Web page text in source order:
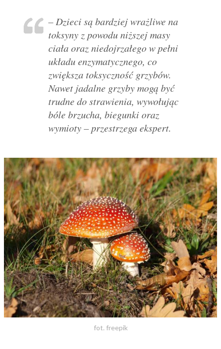
– Dzieci są bardziej wrażliwe na
toksyny z powodu niższej masy
ciała oraz niedojrzałego w pełni
układu enzymatycznego, co
zwiększa toksyczność grzybów.
Nawet jadalne grzyby mogą być
trudne do strawienia, wywołując
bóle brzucha, biegunki oraz
wymioty – przestrzega ekspert.
fot. freepik